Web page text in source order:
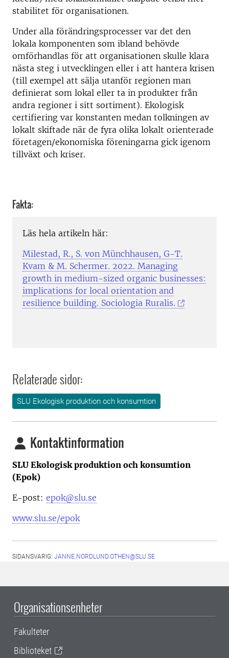
stabilitet för organisationen.
Under alla förändringsprocesser var det den
lokala komponenten som ibland behövde
omförhandlas för att organisationen skulle klara
nästa steg i utvecklingen eller i att hantera krisen
(till exempel att sälja utanför regionen man
definierat som lokal eller ta in produkter från
andra regioner i sitt sortiment). Ekologisk
certifiering var konstanten medan tolkningen av
lokalt skiftade när de fyra olika lokalt orienterade
företagen/ekonomiska föreningarna gick igenom
tillväxt och kriser.
Fakta:
Läs hela artikeln här:
Milestad, R., S. von Münchhausen, G-T.
Kvam & M. Schermer. 2022. Managing
growth in medium-sized organic businesses:
implications for local orientation and
resilience building. Sociologia Ruralis.
Relaterade sidor:
SLU Ekologisk produktion och konsumtion
Kontaktinformation
SLU Ekologisk produktion och konsumtion
(Epok)
E-post: epok@slu.se
www.slu.se/epok
SIDANSVARIG: JANNE.NORDLUND.OTHEN@SLU.SE
Organisationsenheter
Fakulteter
Biblioteket